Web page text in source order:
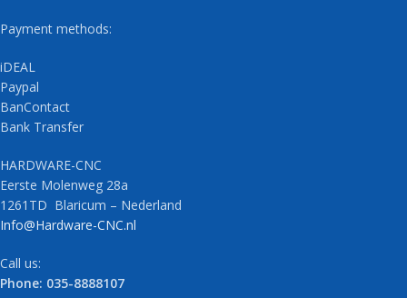
Payment methods:
iDEAL
Paypal
BanContact
Bank Transfer
HARDWARE-CNC
Eerste Molenweg 28a
1261TD Blaricum – Nederland
Info@Hardware-CNC.nl
Call us:
Phone: 035-8888107